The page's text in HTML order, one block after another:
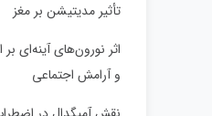
تأثیر مدیتیشن بر مغز
اثر نورون‌های آینه‌ای
و آرامش اجتماعی